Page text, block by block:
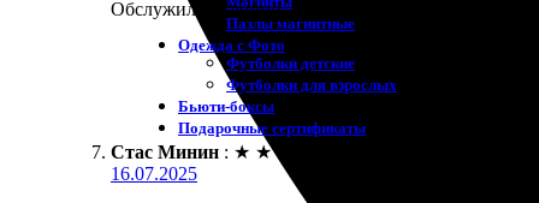
Пазлы магнитные
Одежда с Фото
Футболки детские
Футболки для взрослых
Бьюти-боксы
Подарочные сертификаты
Обслужили отлично. Заказала печать полоски из
Стас Минин : ★ ★
16.07.2025